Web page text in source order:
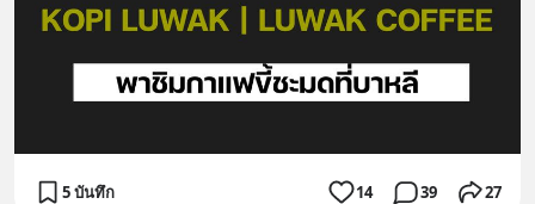
5 บันทึก 14 39 27